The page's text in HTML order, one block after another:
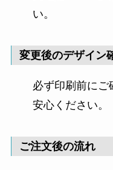
い。
変更後のデザイン
必ず印刷前にご
安心ください。
ご注文後の流れ